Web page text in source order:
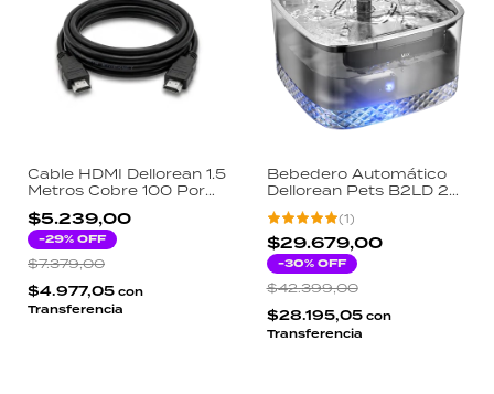
Cable HDMI Dellorean 1.5
Metros Cobre 100 Por
Ciento Puro Doble
Blindaje Aluminio High
Speed Certificado Pro
30 AWG
$5.239,00
-29% OFF
$7.379,00
$4.977,05 con
Transferencia
Bebedero Automático
Dellorean Pets B2LD 2L
Bandeja Acero
Inoxidable Filtro Triple
Bomba Inteligente LED
(1)
$29.679,00
-30% OFF
$42.399,00
$28.195,05 con
Transferencia